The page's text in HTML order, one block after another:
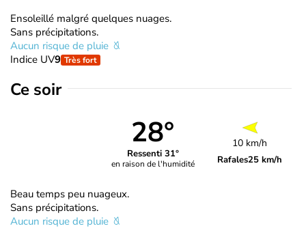
Ensoleillé malgré quelques nuages.
Sans précipitations.
Aucun risque de pluie
Indice UV9 Très fort
Ce soir
28°
Ressenti 31°
en raison de l'humidité
10 km/h
Rafales25 km/h
Beau temps peu nuageux.
Sans précipitations.
Aucun risque de pluie